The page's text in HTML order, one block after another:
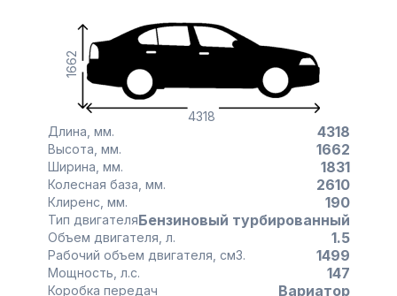
4318
1662
Длина, мм. 4318
Высота, мм. 1662
Ширина, мм. 1831
Колесная база, мм. 2610
Клиренс, мм. 190
Тип двигателяБензиновый турбированный
Объем двигателя, л. 1.5
Рабочий объем двигателя, см3. 1499
Мощность, л.с. 147
Коробка передач Вариатор